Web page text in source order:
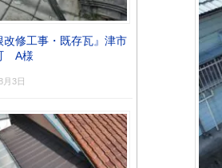
改修工事・既存瓦』津市
A様
月3日